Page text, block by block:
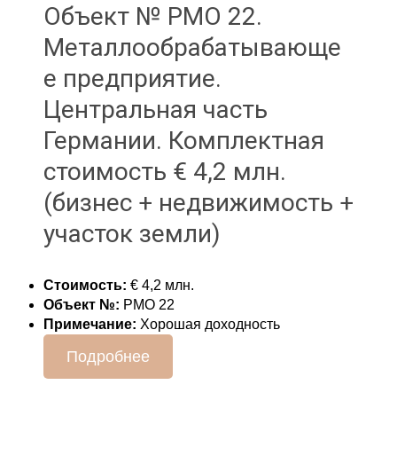
Объект № РМО 22.
Металлообрабатывающе
е предприятие.
Центральная часть
Германии. Комплектная
стоимость € 4,2 млн.
(бизнес + недвижимость +
участок земли)
Стоимость: € 4,2 млн.
Объект №: РМО 22
Примечание: Хорошая доходность
Подробнее